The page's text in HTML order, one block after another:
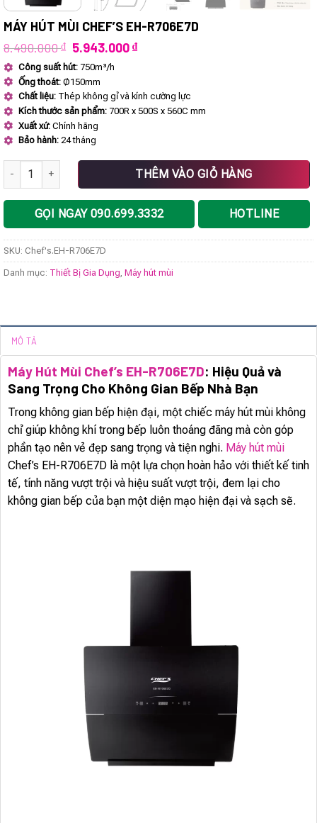
MÁY HÚT MÙI CHEF’S EH-R706E7D
8.490.000₫ Giá
gốc
là:
8.490.000 ₫.
5.943.000₫Giá
5.943.000 ₫.
Công suất hút: 750m³/h
Ống thoát: Ø150mm
Chất liệu: Thép không gỉ và kính cường lực
Kích thước sản phẩm: 700R x 500S x 560C mm
Xuất xứ: Chính hãng
Bảo hành: 24 tháng
Máy hút mùi Chef's EH-R706E7D số lượngTHÊM VÀO GIỎ HÀNG
GỌI NGAY 090.699.3332 HOTLINE
SKU: Chef's.EH-R706E7D
Danh mục: Thiết Bị Gia Dụng Máy hút mùi
MÔ TẢ
Máy Hút Mùi Chef’s EH-R706E7D: Hiệu Quả và
Sang Trọng Cho Không Gian Bếp Nhà Bạn
Trong không gian bếp hiện đại, một chiếc máy hút mùi không
chỉ giúp không khí trong bếp luôn thoáng đãng mà còn góp
phần tạo nên vẻ đẹp sang trọng và tiện nghi. Máy hút mùi
Chef’s EH-R706E7D là một lựa chọn hoàn hảo với thiết kế tinh
tế, tính năng vượt trội và hiệu suất vượt trội, đem lại cho
không gian bếp của bạn một diện mạo hiện đại và sạch sẽ.